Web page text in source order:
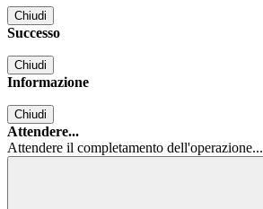
Chiudi
Successo
Chiudi
Informazione
Chiudi
Attendere...
Attendere il completamento dell'operazione...